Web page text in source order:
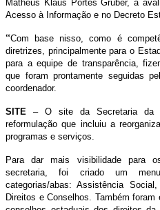
Matheus Klaus Portes Gruber, a
Acesso à Informação e no Decreto
“Com base nisso, como é
diretrizes, principalmente para o
para a equipe de transparência,
que foram prontamente seguidas
coordenador.
SITE – O site da Secretaria da
reformulação que incluiu a
programas e serviços.
Para dar mais visibilidade para
secretaria, foi criado um
categorias/abas: Assistência
Direitos e Conselhos. Também